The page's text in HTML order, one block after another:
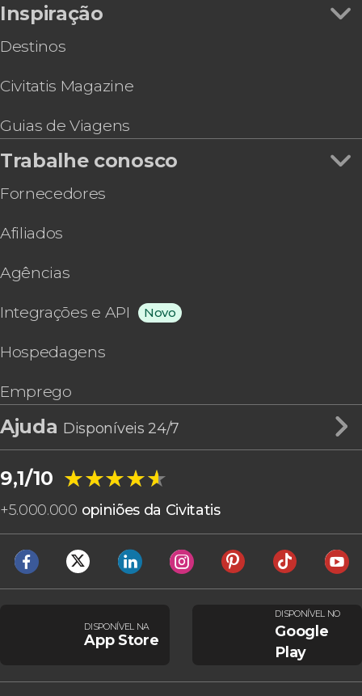
Inspiração
Destinos
Civitatis Magazine
Guias de Viagens
Trabalhe conosco
Fornecedores
Afiliados
Agências
Integrações e API Novo
Hospedagens
Emprego
Ajuda Disponíveis 24/7
9,1/10 ★★★★★
★★★★★
+5.000.000 opiniões da Civitatis
DISPONÍVEL NA
App Store
DISPONÍVEL NO
Google
Play